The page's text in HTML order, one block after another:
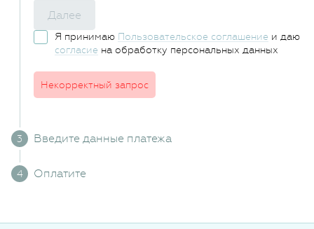
Далее
Я принимаю Пользовательское соглашение и даю
согласие на обработку персональных данных
Некорректный запрос
Введите данные платежа
Оплатите